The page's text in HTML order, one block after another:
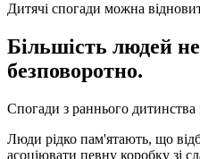
Дитячі спогади можна
Більшість людей
безповоротно.
Спогади з раннього дитинства
Люди рідко пам'ятають, що
асоціювати певну коробку зі